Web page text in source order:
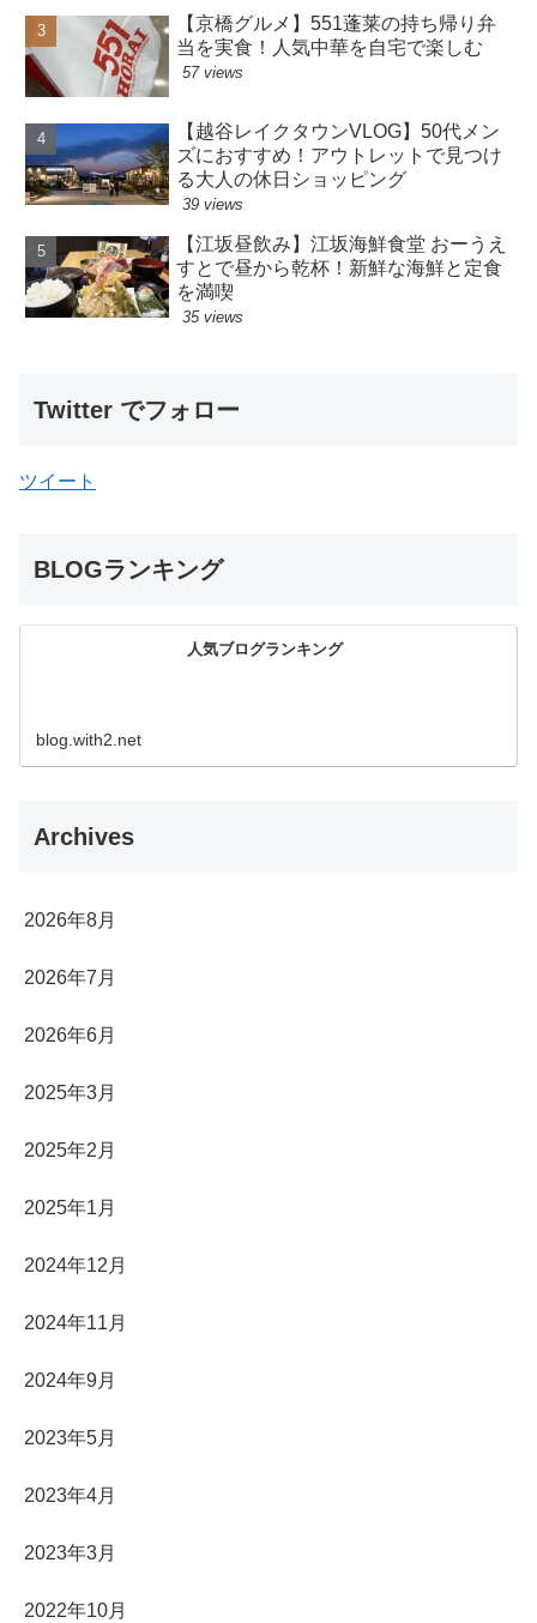
【京橋グルメ】551蓬莱の持ち帰り弁
当を実食！人気中華を自宅で楽しむ
57 views
【越谷レイクタウンVLOG】50代メン
ズにおすすめ！アウトレットで見つけ
る大人の休日ショッピング
39 views
【江坂昼飲み】江坂海鮮食堂 おーうえ
すとで昼から乾杯！新鮮な海鮮と定食
を満喫
35 views
Twitter でフォロー
ツイート
BLOGランキング
人気ブログランキング
blog.with2.net
Archives
2026年8月
2026年7月
2026年6月
2025年3月
2025年2月
2025年1月
2024年12月
2024年11月
2024年9月
2023年5月
2023年4月
2023年3月
2022年10月